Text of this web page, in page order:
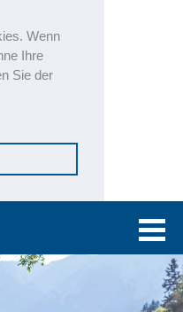
Wenn
Ihre
Sie der